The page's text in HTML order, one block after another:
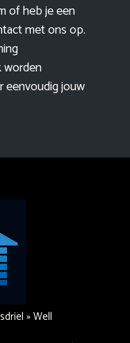
of heb je een
met ons op.
worden
eenvoudigjouw
»Well